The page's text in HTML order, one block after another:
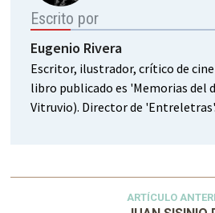
Escrito por
Eugenio Rivera
Escritor, ilustrador, crítico de
libro publicado es 'Memorias del
Vitruvio). Director de 'Entreletras'.
ARTÍCULO